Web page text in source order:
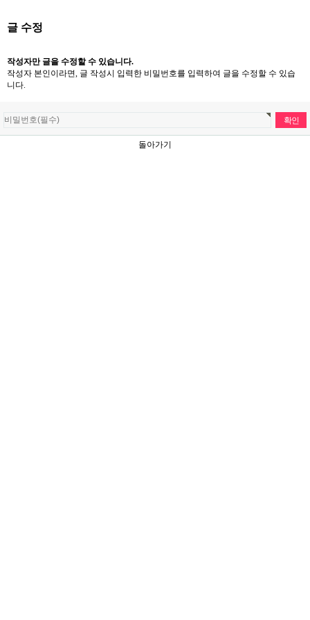
글 수정
작성자만 글을 수정할 수 있습니다.
작성자 본인이라면, 글 작성시 입력한 비밀번호를 입력하여 글을 수정할 수 있습
니다.
돌아가기